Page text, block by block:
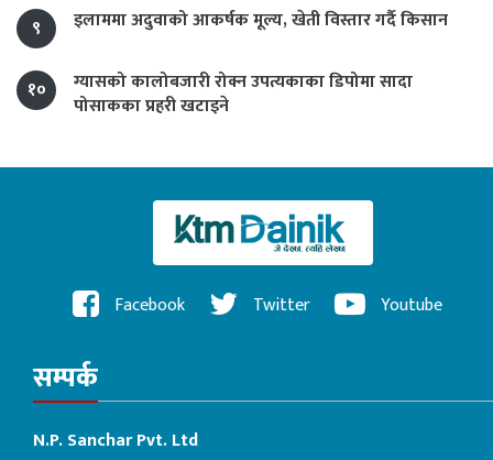
९ इलाममा अदुवाको आकर्षक मूल्य, खेती विस्तार गर्दै किसान
१०
ग्यासको कालोबजारी रोक्न उपत्यकाका डिपोमा सादा
पोसाकका प्रहरी खटाइने
Facebook Twitter Youtube
सम्पर्क
N.P. Sanchar Pvt. Ltd